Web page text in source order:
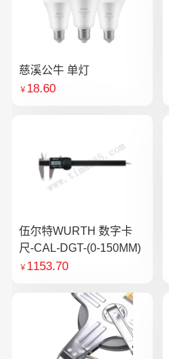
慈溪公牛 单灯
￥ 18.60
伍尔特WURTH 数字卡
尺-CAL-DGT-(0-150MM)
￥ 1153.70